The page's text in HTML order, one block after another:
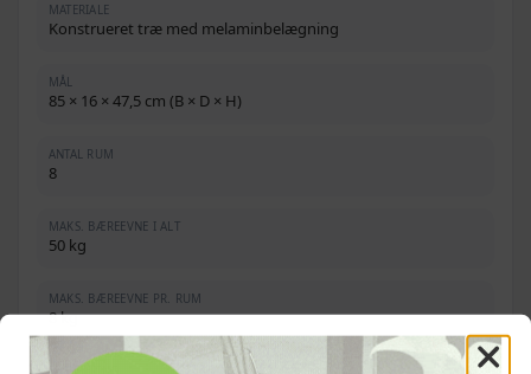
MATERIALE
Konstrueret træ med melaminbelægning
MÅL
85 × 16 × 47,5 cm (B × D × H)
ANTAL RUM
8
MAKS. BÆREEVNE I ALT
50 kg
MAKS. BÆREEVNE PR. RUM
8 kg
MONTERING